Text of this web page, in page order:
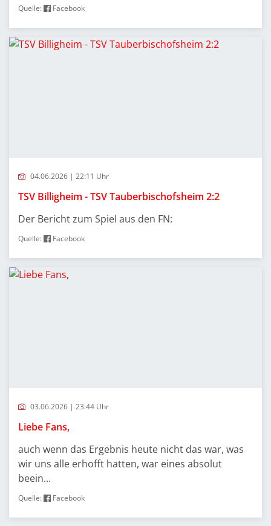
Quelle: Facebook
04.06.2026 | 22:11 Uhr
TSV Billigheim - TSV Tauberbischofsheim 2:2
Der Bericht zum Spiel aus den FN:
Quelle: Facebook
03.06.2026 | 23:44 Uhr
Liebe Fans,
auch wenn das Ergebnis heute nicht das war, was
wir uns alle erhofft hatten, war eines absolut
beein...
Quelle: Facebook